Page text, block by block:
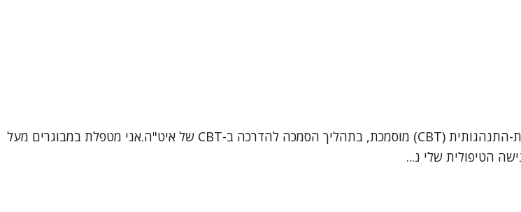
שמי ורוניקה, עובדת סוציאלית קלינית (MSW), פסיכותרפיסטית ומטפלת קוגניטיבית-התנהגותית (CBT) מוסמכת, בתהליך הסמכה להדרכה ב-CBT של איט"ה.אני מטפלת במבוגרים מעל